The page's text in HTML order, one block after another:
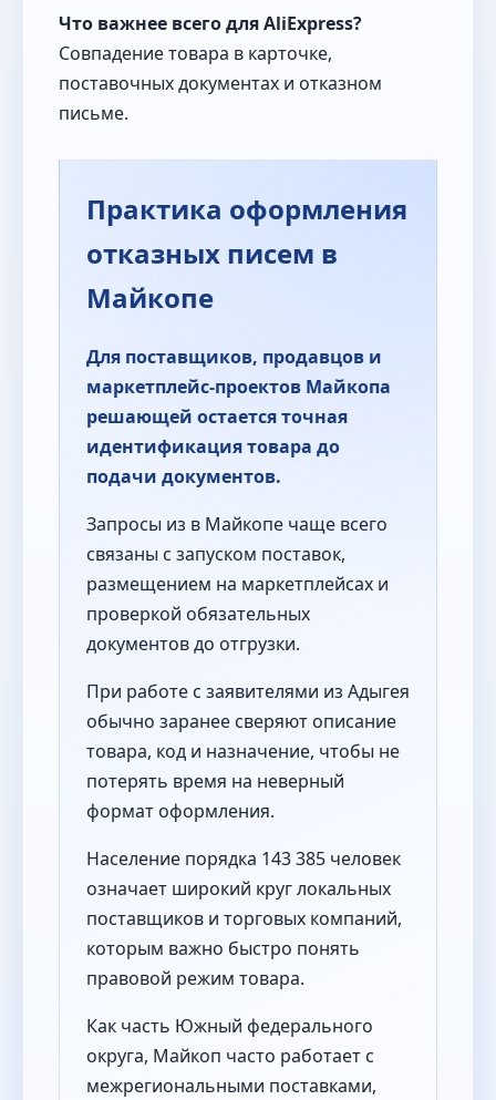
Что важнее всего для AliExpress?
Совпадение товара в карточке,
поставочных документах и отказном
письме.
Практика оформления
отказных писем в
Майкопе
Для поставщиков, продавцов и
маркетплейс-проектов Майкопа
решающей остается точная
идентификация товара до
подачи документов.
Запросы из в Майкопе чаще всего
связаны с запуском поставок,
размещением на маркетплейсах и
проверкой обязательных
документов до отгрузки.
При работе с заявителями из Адыгея
обычно заранее сверяют описание
товара, код и назначение, чтобы не
потерять время на неверный
формат оформления.
Население порядка 143 385 человек
означает широкий круг локальных
поставщиков и торговых компаний,
которым важно быстро понять
правовой режим товара.
Как часть Южный федерального
округа, Майкоп часто работает с
межрегиональными поставками,